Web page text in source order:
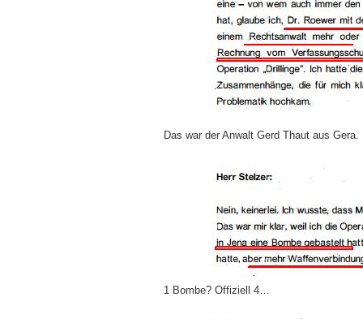
Das war der Anwalt Gerd Thaut aus Gera.
1 Bombe? Offiziell 4…